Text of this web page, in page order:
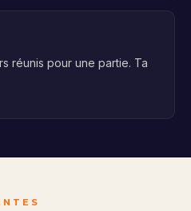
réunis pour une partie. Ta